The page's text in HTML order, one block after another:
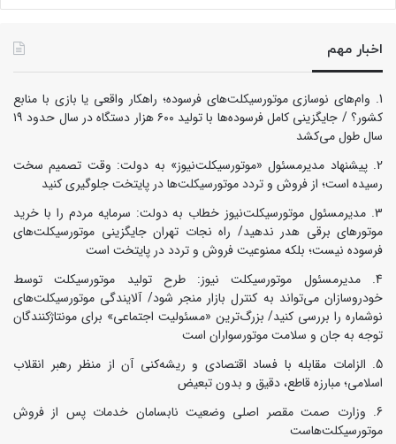
اخبار مهم
وام‌های نوسازی موتورسیکلت‌های فرسوده؛ راهکار واقعی یا بازی با منابع
کشور؟ / جایگزینی کامل فرسوده‌ها با تولید ۶۰۰ هزار دستگاه در سال حدود ۱۹
سال طول می‌کشد
پیشنهاد مدیرمسئول «موتورسیکلت‌نیوز» به دولت: وقت تصمیم سخت
رسیده است؛ از فروش و تردد موتورسیکلت‌ها در پایتخت جلوگیری کنید
مدیرمسئول موتورسیکلت‌نیوز خطاب به دولت: سرمایه مردم را با خرید
موتورهای برقی هدر ندهید/ راه نجات تهران جایگزینی موتورسیکلت‌های
فرسوده نیست؛ بلکه ممنوعیت فروش و تردد در پایتخت است
مدیرمسئول موتورسیکلت نیوز: طرح تولید موتورسیکلت توسط
خودروسازان می‌تواند به کنترل بازار منجر شود/ آلایندگی موتورسیکلت‌های
نوشماره را بررسی کنید/ بزرگ‌ترین «مسئولیت اجتماعی» برای مونتاژکنندگان
توجه به جان و سلامت موتورسواران است
الزامات مقابله با فساد اقتصادی و ریشه‌کنی آن از منظر رهبر انقلاب
اسلامی؛ مبارزه قاطع، دقیق و بدون تبعیض
وزارت صمت مقصر اصلی وضعیت نابسامان خدمات پس از فروش
موتورسیکلت‌هاست